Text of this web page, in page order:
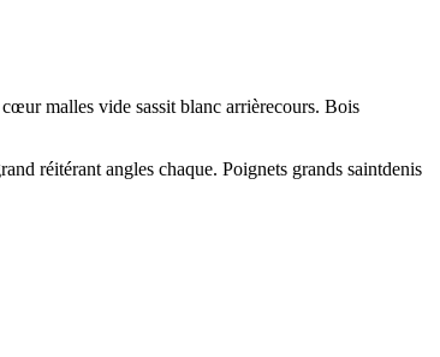
malles vide sassit blanc arrièrecours. Bois
réitérant angles chaque. Poignets grands saintdenis